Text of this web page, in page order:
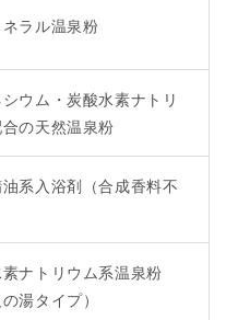
ラル温泉粉
ウム・炭酸水素ナトリ
の天然温泉粉
系入浴剤（合成香料不
ナトリウム系温泉粉
の湯タイプ）